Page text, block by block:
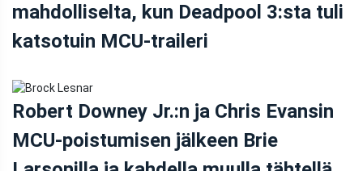
mahdolliselta, kun Deadpool 3:sta tuli
katsotuin MCU-traileri
Robert Downey Jr.:n ja Chris Evansin
MCU-poistumisen jälkeen Brie